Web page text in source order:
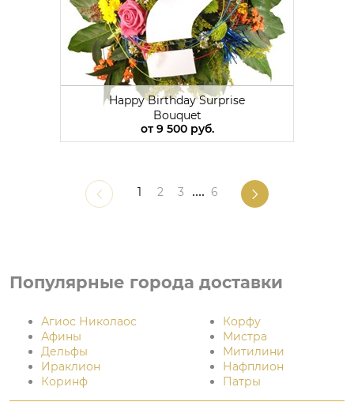
Happy Birthday Surprise
Bouquet
от9 500 руб.
1 2 3 .... 6
Популярные города доставки
Агиос Николаос
Афины
Дельфы
Ираклион
Коринф
Корфу
Мистра
Митилини
Нафплион
Патры